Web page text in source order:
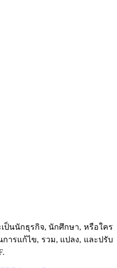
เป็นนักธุรกิจ, นักศึกษา, หรือใคร
ารแก้ไข, รวม, แปลง, และปรับ